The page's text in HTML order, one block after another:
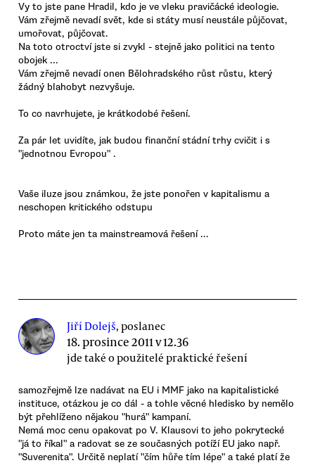
Vy to jste pane Hradil, kdo je ve vleku pravičácké ideologie.
Vám zřejmě nevadí svět, kde si státy musí neustále půjčovat,
umořovat, půjčovat.
Na toto otroctví jste si zvykl - stejně jako politici na tento
obojek ...
Vám zřejmě nevadí onen Bělohradského růst růstu, který
žádný blahobyt nezvyšuje.
To co navrhujete, je krátkodobé řešení.
Za pár let uvidíte, jak budou finanční stádní trhy cvičit i s
"jednotnou Evropou" .
Vaše iluze jsou známkou, že jste ponořen v kapitalismu a
neschopen kritického odstupu
Proto máte jen ta mainstreamová řešení ...
Jiří Dolejš, poslanec
18. prosince 2011 v 12.36
jde také o použitelé praktické řešení
samozřejmě lze nadávat na EU i MMF jako na kapitalistické
instituce, otázkou je co dál - a tohle věcné hledisko by nemělo
být přehlíženo nějakou "hurá" kampaní.
Nemá moc cenu opakovat po V. Klausovi to jeho pokrytecké
"já to říkal" a radovat se ze současných potíží EU jako např.
"Suverenita". Určitě neplatí "čím hůře tím lépe" a také platí že